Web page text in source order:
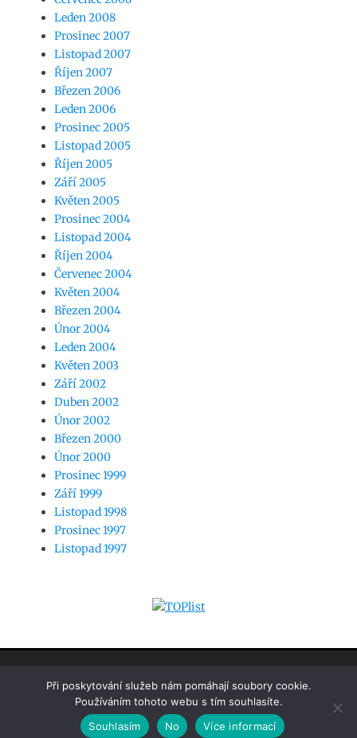
Leden 2008
Prosinec 2007
Listopad 2007
Říjen 2007
Březen 2006
Leden 2006
Prosinec 2005
Listopad 2005
Říjen 2005
Září 2005
Květen 2005
Prosinec 2004
Listopad 2004
Říjen 2004
Červenec 2004
Květen 2004
Březen 2004
Únor 2004
Leden 2004
Květen 2003
Září 2002
Duben 2002
Únor 2002
Březen 2000
Únor 2000
Prosinec 1999
Září 1999
Listopad 1998
Prosinec 1997
Listopad 1997
Copyright © 2026 Jak na SW by Martin Hansgut
. Všechna práva
vyhrazena. | Clean Journal
Při poskytování služeb nám pomáhají soubory cookie.
Používáním tohoto webu s tím souhlasíte.
Souhlasím
No Více informací